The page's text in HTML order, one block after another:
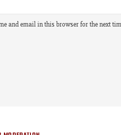
and email in this browser for the next